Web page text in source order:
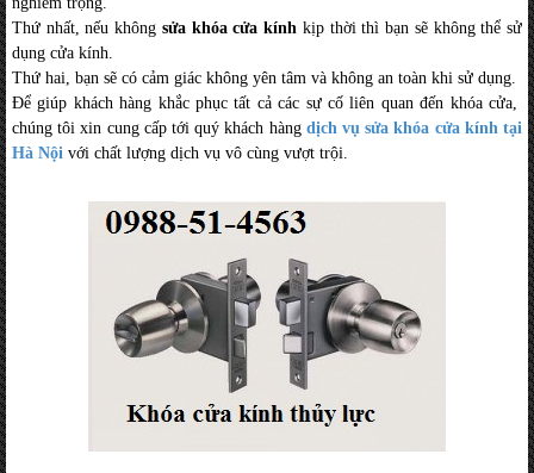
Thứ nhất, nếu không sửa khóa cửa kính kịp thời thì bạn sẽ không thể sử
dụng cửa kính.
Thứ hai, bạn sẽ có cảm giác không yên tâm và không an toàn khi sử dụng.
Để giúp khách hàng khắc phục tất cả các sự cố liên quan đến khóa cửa,
chúng tôi xin cung cấp tới quý khách hàng dịch vụ sửa khóa cửa kính tại
Hà Nội với chất lượng dịch vụ vô cùng vượt trội.